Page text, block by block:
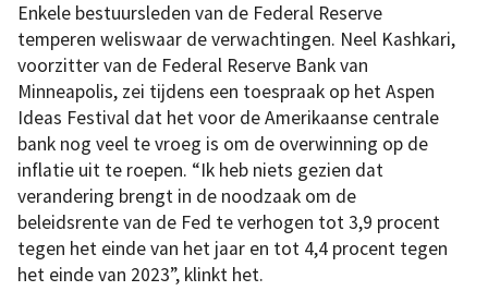
Enkele bestuursleden van de Federal Reserve
temperen weliswaar de verwachtingen. Neel Kashkari,
voorzitter van de Federal Reserve Bank van
Minneapolis, zei tijdens een toespraak op het Aspen
Ideas Festival dat het voor de Amerikaanse centrale
bank nog veel te vroeg is om de overwinning op de
inflatie uit te roepen. “Ik heb niets gezien dat
verandering brengt in de noodzaak om de
beleidsrente van de Fed te verhogen tot 3,9 procent
tegen het einde van het jaar en tot 4,4 procent tegen
het einde van 2023”, klinkt het.